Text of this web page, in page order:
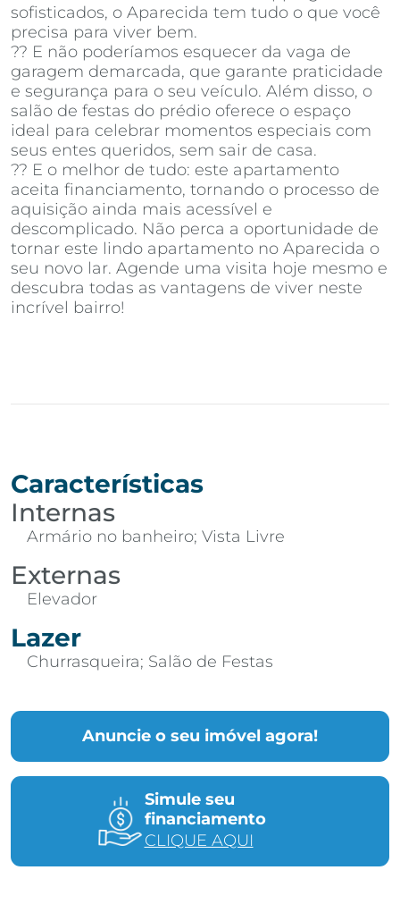
sofisticados, o Aparecida tem tudo o que você
precisa para viver bem.
?? E não poderíamos esquecer da vaga de
garagem demarcada, que garante praticidade
e segurança para o seu veículo. Além disso, o
salão de festas do prédio oferece o espaço
ideal para celebrar momentos especiais com
seus entes queridos, sem sair de casa.
?? E o melhor de tudo: este apartamento
aceita financiamento, tornando o processo de
aquisição ainda mais acessível e
descomplicado. Não perca a oportunidade de
tornar este lindo apartamento no Aparecida o
seu novo lar. Agende uma visita hoje mesmo e
descubra todas as vantagens de viver neste
incrível bairro!
Anuncie o seu imóvel agora!
Simule seu
financiamento
CLIQUE AQUI
Características
Internas
Armário no banheiro; Vista Livre
Externas
Elevador
Lazer
Churrasqueira; Salão de Festas